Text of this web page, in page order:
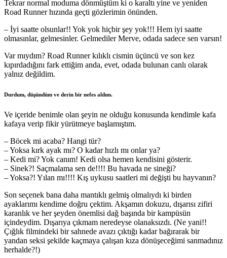
Tekrar normal moduma dönmüştüm ki o karaltı yine ve yeniden
Road Runner hızında geçti gözlerimin önünden.
– İyi saatte olsunlar!! Yok yok hiçbir şey yok!!! Hem iyi saatte
olmasınlar, gelmesinler. Gelmediler Merve, odada sadece sen varsın!
Var mıydım? Road Runner kılıklı cismin üçüncü ve son kez
kıpırdadığını fark ettiğim anda, evet, odada bulunan canlı olarak
yalnız değildim.
Durdum, düşündüm ve derin bir nefes aldım.
Ve içeride benimle olan şeyin ne olduğu konusunda kendimle kafa
kafaya verip fikir yürütmeye başlamıştım.
– Böcek mi acaba? Hangi tür?
– Yoksa kırk ayak mı? O kadar hızlı mı onlar ya?
– Kedi mi? Yok canım! Kedi olsa hemen kendisini gösterir.
– Sinek?! Saçmalama sen de!!!! Bu havada ne sineği?
– Yoksa?! Yılan mı!!!! Kış uykusu saatleri mi değişti bu hayvanın?
Son seçenek bana daha mantıklı gelmiş olmalıydı ki birden
ayaklarımı kendime doğru çektim. Akşamın dokuzu, dışarısı zifiri
karanlık ve her şeyden önemlisi dağ başında bir kampüsün
içindeydim. Dışarıya çıkmam neredeyse olanaksızdı. (Ne yani!!
Çığlık filmindeki bir sahnede avazı çıktığı kadar bağırarak bir
yandan seksi şekilde kaçmaya çalışan kıza dönüşeceğimi sanmadınız
herhalde?!)